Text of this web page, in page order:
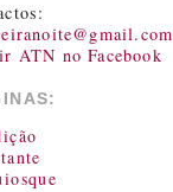
ATN no Facebook